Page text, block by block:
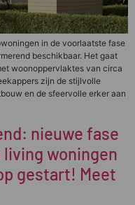
in de voorlaatste fase
beschikbaar. Het gaat
woonoppervlaktes van circa
zijn de stijlvolle
en de sfeervolle erker aan
nieuwe fase
woningen
gestart! Meet